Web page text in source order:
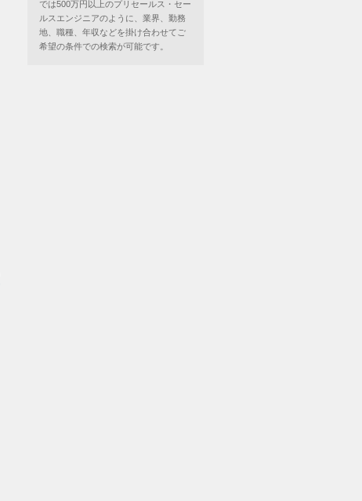
では500万円以上のプリセールス・セー
ルスエンジニアのように、業界、勤務
地、職種、年収などを掛け合わせてご
希望の条件での検索が可能です。